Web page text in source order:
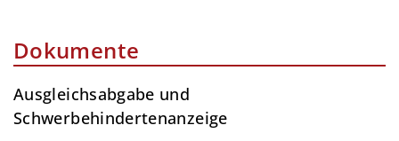
Dokumente
Ausgleichsabgabe und
Schwerbehindertenanzeige